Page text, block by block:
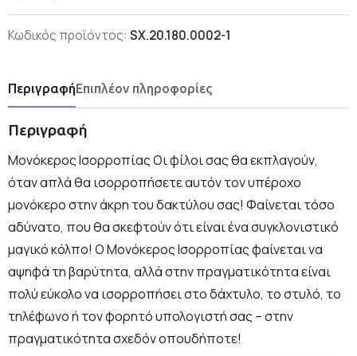
Κωδικός προϊόντος: SX.20.180.0002-1
ΠεριγραφήΕπιπλέον πληροφορίες
Περιγραφή
Μονόκερος Ισορροπίας Οι φίλοι σας θα εκπλαγούν,
όταν απλά θα ισορροπήσετε αυτόν τον υπέροχο
μονόκερο στην άκρη του δακτύλου σας! Φαίνεται τόσο
αδύνατο, που θα σκεφτούν ότι είναι ένα συγκλονιστικό
μαγικό κόλπο! Ο Μονόκερος Ισορροπίας φαίνεται να
αψηφά τη βαρύτητα, αλλά στην πραγματικότητα είναι
πολύ εύκολο να ισορροπήσει στο δάχτυλο, το στυλό, το
τηλέφωνο ή τον φορητό υπολογιστή σας – στην
πραγματικότητα σχεδόν οπουδήποτε!